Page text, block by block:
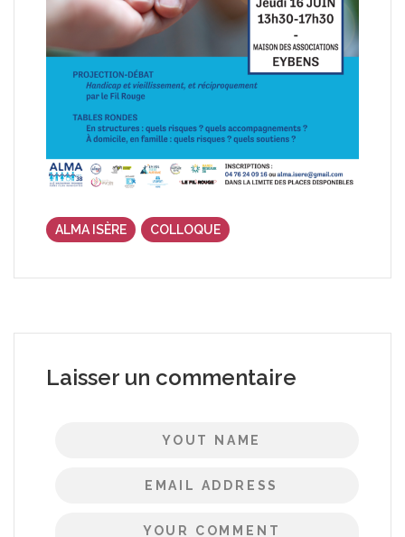
ALMA ISÈRE COLLOQUE
Laisser un commentaire